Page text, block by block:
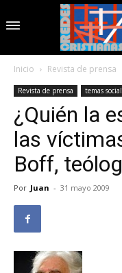
Inicio Revista de prensa
Revista de prensa temas
¿Quién la
las
Boff,
Por Juan - 31 mayo 2009